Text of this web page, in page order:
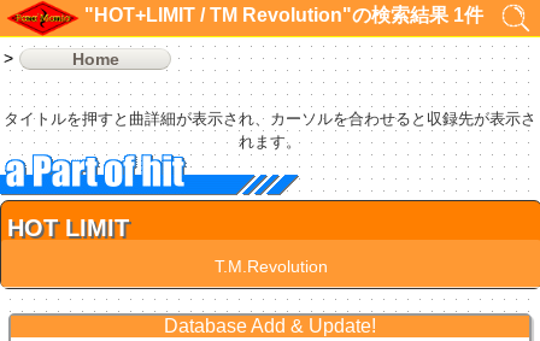
"HOT+LIMIT / TM Revolution"の検索結果 1件
Home
タイトルを押すと曲詳細が表示され、カーソルを合わせると収録先が表示さ
れます。
HOT LIMIT
T.M.Revolution
Database Add & Update!